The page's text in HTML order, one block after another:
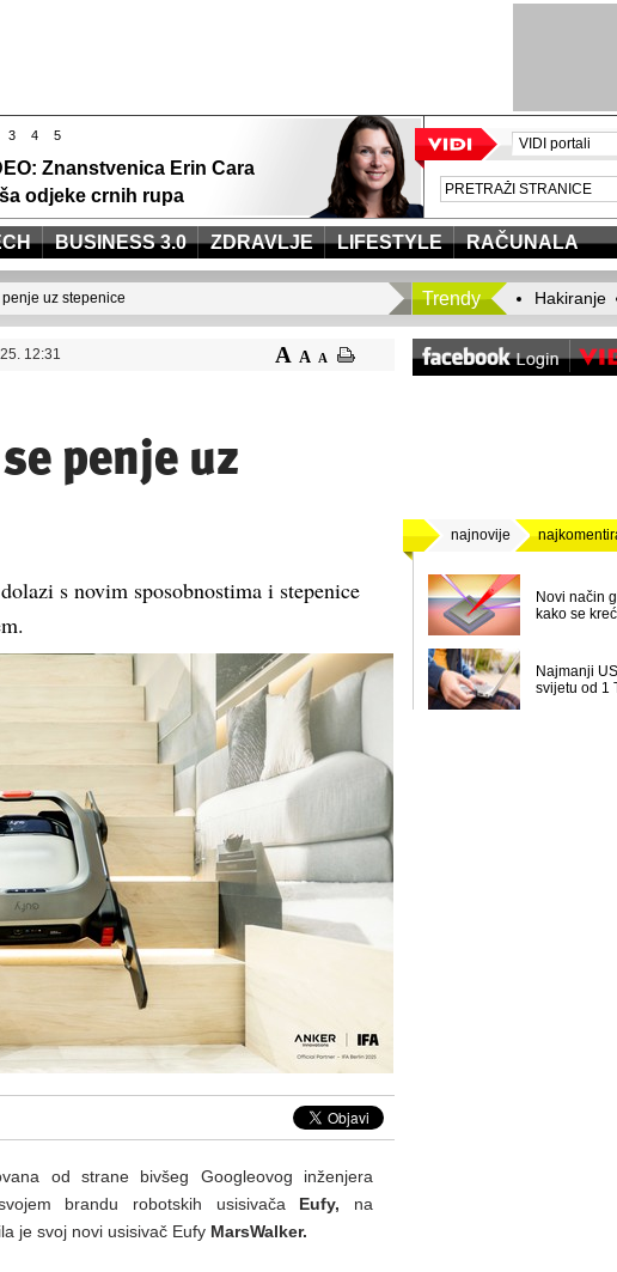
3 4 5
Znanstvenica Erin Cara
odjeke crnih rupa
VIDI portali
BUSINESS 3.0 ZDRAVLJE LIFESTYLE RAČUNALA
uz stepenice Trendy Hakiranje
12:31 A A A
penje uz
s novim sposobnostima i stepenice
od strane bivšeg Googleovog inženjera
brandu robotskih usisivača Eufy, na
je svoj novi usisivač Eufy MarsWalker.
najnovije
Novi način
kako se
Najmanji
svijetu od 1